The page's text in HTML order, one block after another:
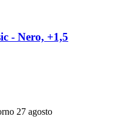
-​ Nero, +1,5
27 agosto